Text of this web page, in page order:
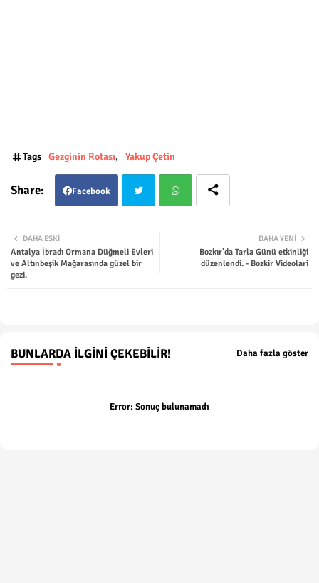
Tags Gezginin Rotası Yakup Çetin
Facebook
ter
DAHA YENI
Bozkır’da Tarla Günü etkinliği
düzenlendi. - Bozkir Videolari
DAHA ESKI
Antalya İbradı Ormana Düğmeli Evleri
ve Altınbeşik Mağarasında güzel bir
gezi.
BUNLARDA İLGINI ÇEKEBILIR! Daha fazla göster
Error: Sonuç bulunamadı